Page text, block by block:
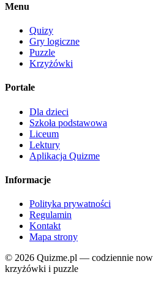
Menu
Quizy
Gry logiczne
Puzzle
Krzyżówki
Portale
Dla dzieci
Szkoła podstawowa
Liceum
Lektury
Aplikacja Quizme
Informacje
Polityka prywatności
Regulamin
Kontakt
Mapa strony
© 2026 Quizme.pl — codziennie
krzyżówki i puzzle